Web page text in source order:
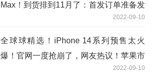
Max！到货排到11月了：首发订单准备发
2022-09-10
全球球精选！iPhone 14系列预售太火
爆！官网一度抢崩了，网友热议！苹果市
2022-09-10